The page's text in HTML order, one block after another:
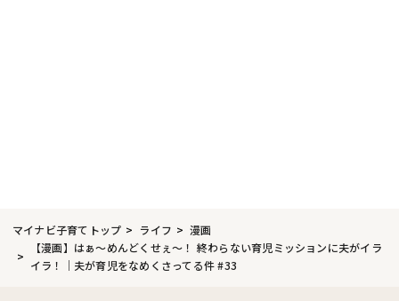
マイナビ子育てトップ ライフ
漫画
【漫画】はぁ〜めんどくせぇ〜！ 終わらない育児ミッションに夫がイラ
イラ！｜夫が育児をなめくさってる件 #33